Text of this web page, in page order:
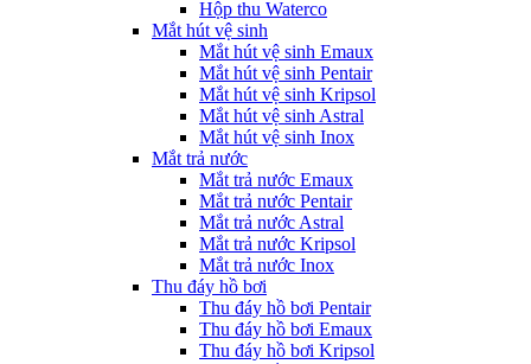
Hộp thu Waterco
Mắt hút vệ sinh
Mắt hút vệ sinh Emaux
Mắt hút vệ sinh Pentair
Mắt hút vệ sinh Kripsol
Mắt hút vệ sinh Astral
Mắt hút vệ sinh Inox
Mắt trả nước
Mắt trả nước Emaux
Mắt trả nước Pentair
Mắt trả nước Astral
Mắt trả nước Kripsol
Mắt trả nước Inox
Thu đáy hồ bơi
Thu đáy hồ bơi Pentair
Thu đáy hồ bơi Emaux
Thu đáy hồ bơi Kripsol